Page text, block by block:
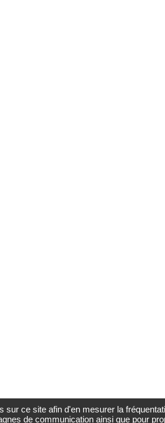
sur ce site afin d'en mesurer la
de communication ainsi que pour